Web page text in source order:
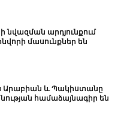
արդյունքում
մասունքներ են
Արաբիան և Պակիստանը
համաձայնագիր են